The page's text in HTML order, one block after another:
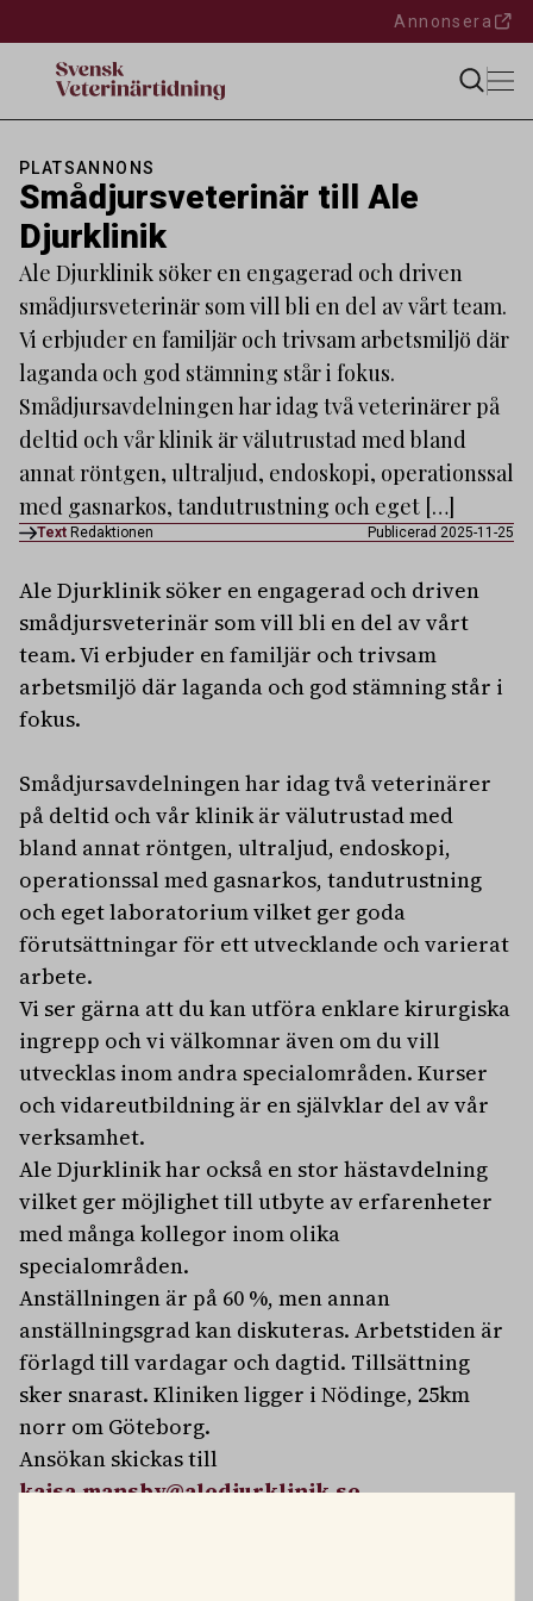
Annonsera
PLATSANNONS
Smådjursveterinär till Ale
Djurklinik
Ale Djurklinik söker en engagerad och driven
smådjursveterinär som vill bli en del av vårt team.
Vi erbjuder en familjär och trivsam arbetsmiljö där
laganda och god stämning står i fokus.
Smådjursavdelningen har idag två veterinärer på
deltid och vår klinik är välutrustad med bland
annat röntgen, ultraljud, endoskopi, operationssal
med gasnarkos, tandutrustning och eget […]
Text Redaktionen Publicerad 2025-11-25
Ale Djurklinik söker en engagerad och driven
smådjursveterinär som vill bli en del av vårt
team. Vi erbjuder en familjär och trivsam
arbetsmiljö där laganda och god stämning står i
fokus.
Smådjursavdelningen har idag två veterinärer
på deltid och vår klinik är välutrustad med
bland annat röntgen, ultraljud, endoskopi,
operationssal med gasnarkos, tandutrustning
och eget laboratorium vilket ger goda
förutsättningar för ett utvecklande och varierat
arbete.
Vi ser gärna att du kan utföra enklare kirurgiska
ingrepp och vi välkomnar även om du vill
utvecklas inom andra specialområden. Kurser
och vidareutbildning är en självklar del av vår
verksamhet.
Ale Djurklinik har också en stor hästavdelning
vilket ger möjlighet till utbyte av erfarenheter
med många kollegor inom olika
specialområden.
Anställningen är på 60 %, men annan
anställningsgrad kan diskuteras. Arbetstiden är
förlagd till vardagar och dagtid. Tillsättning
sker snarast. Kliniken ligger i Nödinge, 25km
norr om Göteborg.
Ansökan skickas till
kajsa.mansby@aledjurklinik.se